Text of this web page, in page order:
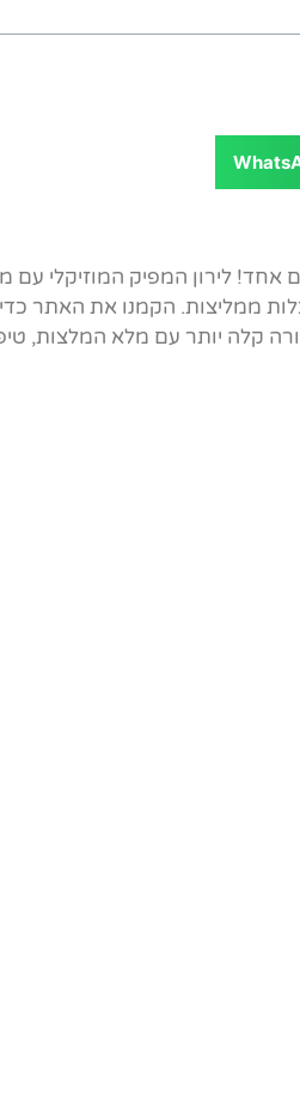
ממליצות. הקמנו את האתר
קלה יותר עם מלא המלצות,